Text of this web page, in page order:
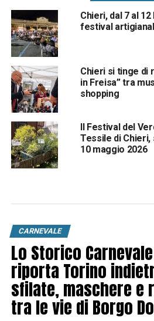
Chieri, dal 7 al
festival
Chieri si tinge di
in Freisa” tra
shopping
Il Festival del
Tessile di Chieri,
10 maggio 2026
CARNEVALE
Lo Storico
riporta Torino
sfilate, maschere e
tra le vie di Borgo